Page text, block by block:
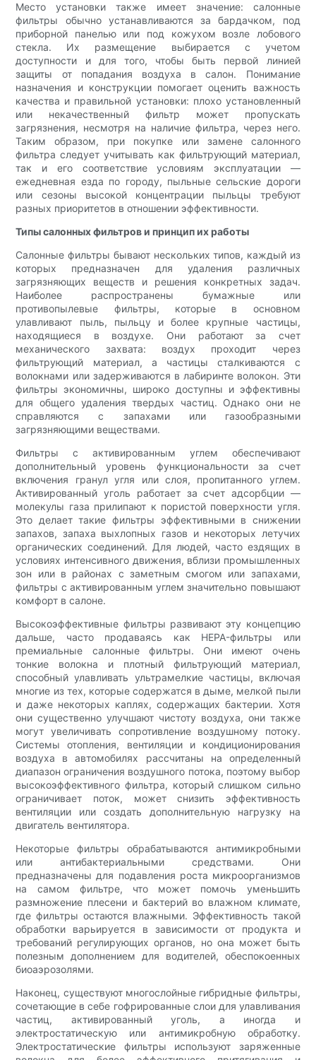
Место установки также имеет значение: салонные
фильтры обычно устанавливаются за бардачком, под
приборной панелью или под кожухом возле лобового
стекла. Их размещение выбирается с учетом
доступности и для того, чтобы быть первой линией
защиты от попадания воздуха в салон. Понимание
назначения и конструкции помогает оценить важность
качества и правильной установки: плохо установленный
или некачественный фильтр может пропускать
загрязнения, несмотря на наличие фильтра, через него.
Таким образом, при покупке или замене салонного
фильтра следует учитывать как фильтрующий материал,
так и его соответствие условиям эксплуатации —
ежедневная езда по городу, пыльные сельские дороги
или сезоны высокой концентрации пыльцы требуют
разных приоритетов в отношении эффективности.
Типы салонных фильтров и принцип их работы
Салонные фильтры бывают нескольких типов, каждый из
которых предназначен для удаления различных
загрязняющих веществ и решения конкретных задач.
Наиболее распространены бумажные или
противопылевые фильтры, которые в основном
улавливают пыль, пыльцу и более крупные частицы,
находящиеся в воздухе. Они работают за счет
механического захвата: воздух проходит через
фильтрующий материал, а частицы сталкиваются с
волокнами или задерживаются в лабиринте волокон. Эти
фильтры экономичны, широко доступны и эффективны
для общего удаления твердых частиц. Однако они не
справляются с запахами или газообразными
загрязняющими веществами.
Фильтры с активированным углем обеспечивают
дополнительный уровень функциональности за счет
включения гранул угля или слоя, пропитанного углем.
Активированный уголь работает за счет адсорбции —
молекулы газа прилипают к пористой поверхности угля.
Это делает такие фильтры эффективными в снижении
запахов, запаха выхлопных газов и некоторых летучих
органических соединений. Для людей, часто ездящих в
условиях интенсивного движения, вблизи промышленных
зон или в районах с заметным смогом или запахами,
фильтры с активированным углем значительно повышают
комфорт в салоне.
Высокоэффективные фильтры развивают эту концепцию
дальше, часто продаваясь как HEPA-фильтры или
премиальные салонные фильтры. Они имеют очень
тонкие волокна и плотный фильтрующий материал,
способный улавливать ультрамелкие частицы, включая
многие из тех, которые содержатся в дыме, мелкой пыли
и даже некоторых каплях, содержащих бактерии. Хотя
они существенно улучшают чистоту воздуха, они также
могут увеличивать сопротивление воздушному потоку.
Системы отопления, вентиляции и кондиционирования
воздуха в автомобилях рассчитаны на определенный
диапазон ограничения воздушного потока, поэтому выбор
высокоэффективного фильтра, который слишком сильно
ограничивает поток, может снизить эффективность
вентиляции или создать дополнительную нагрузку на
двигатель вентилятора.
Некоторые фильтры обрабатываются антимикробными
или антибактериальными средствами. Они
предназначены для подавления роста микроорганизмов
на самом фильтре, что может помочь уменьшить
размножение плесени и бактерий во влажном климате,
где фильтры остаются влажными. Эффективность такой
обработки варьируется в зависимости от продукта и
требований регулирующих органов, но она может быть
полезным дополнением для водителей, обеспокоенных
биоаэрозолями.
Наконец, существуют многослойные гибридные фильтры,
сочетающие в себе гофрированные слои для улавливания
частиц, активированный уголь, а иногда и
электростатическую или антимикробную обработку.
Электростатические фильтры используют заряженные